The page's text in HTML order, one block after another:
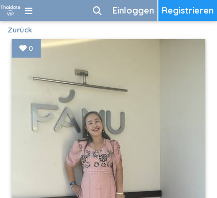
Registrieren
Einloggen
Zurück
0